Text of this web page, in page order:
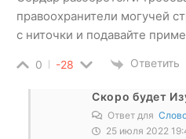
правоохранители могучей
с ниточки и подавайте
0 -28 Ответить
Скоро будет
Ответ для
25 июля 2022